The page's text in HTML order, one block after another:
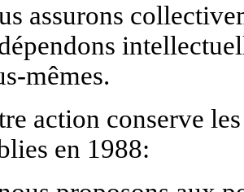
assurons
mêmes.
action conserve
en 1988: